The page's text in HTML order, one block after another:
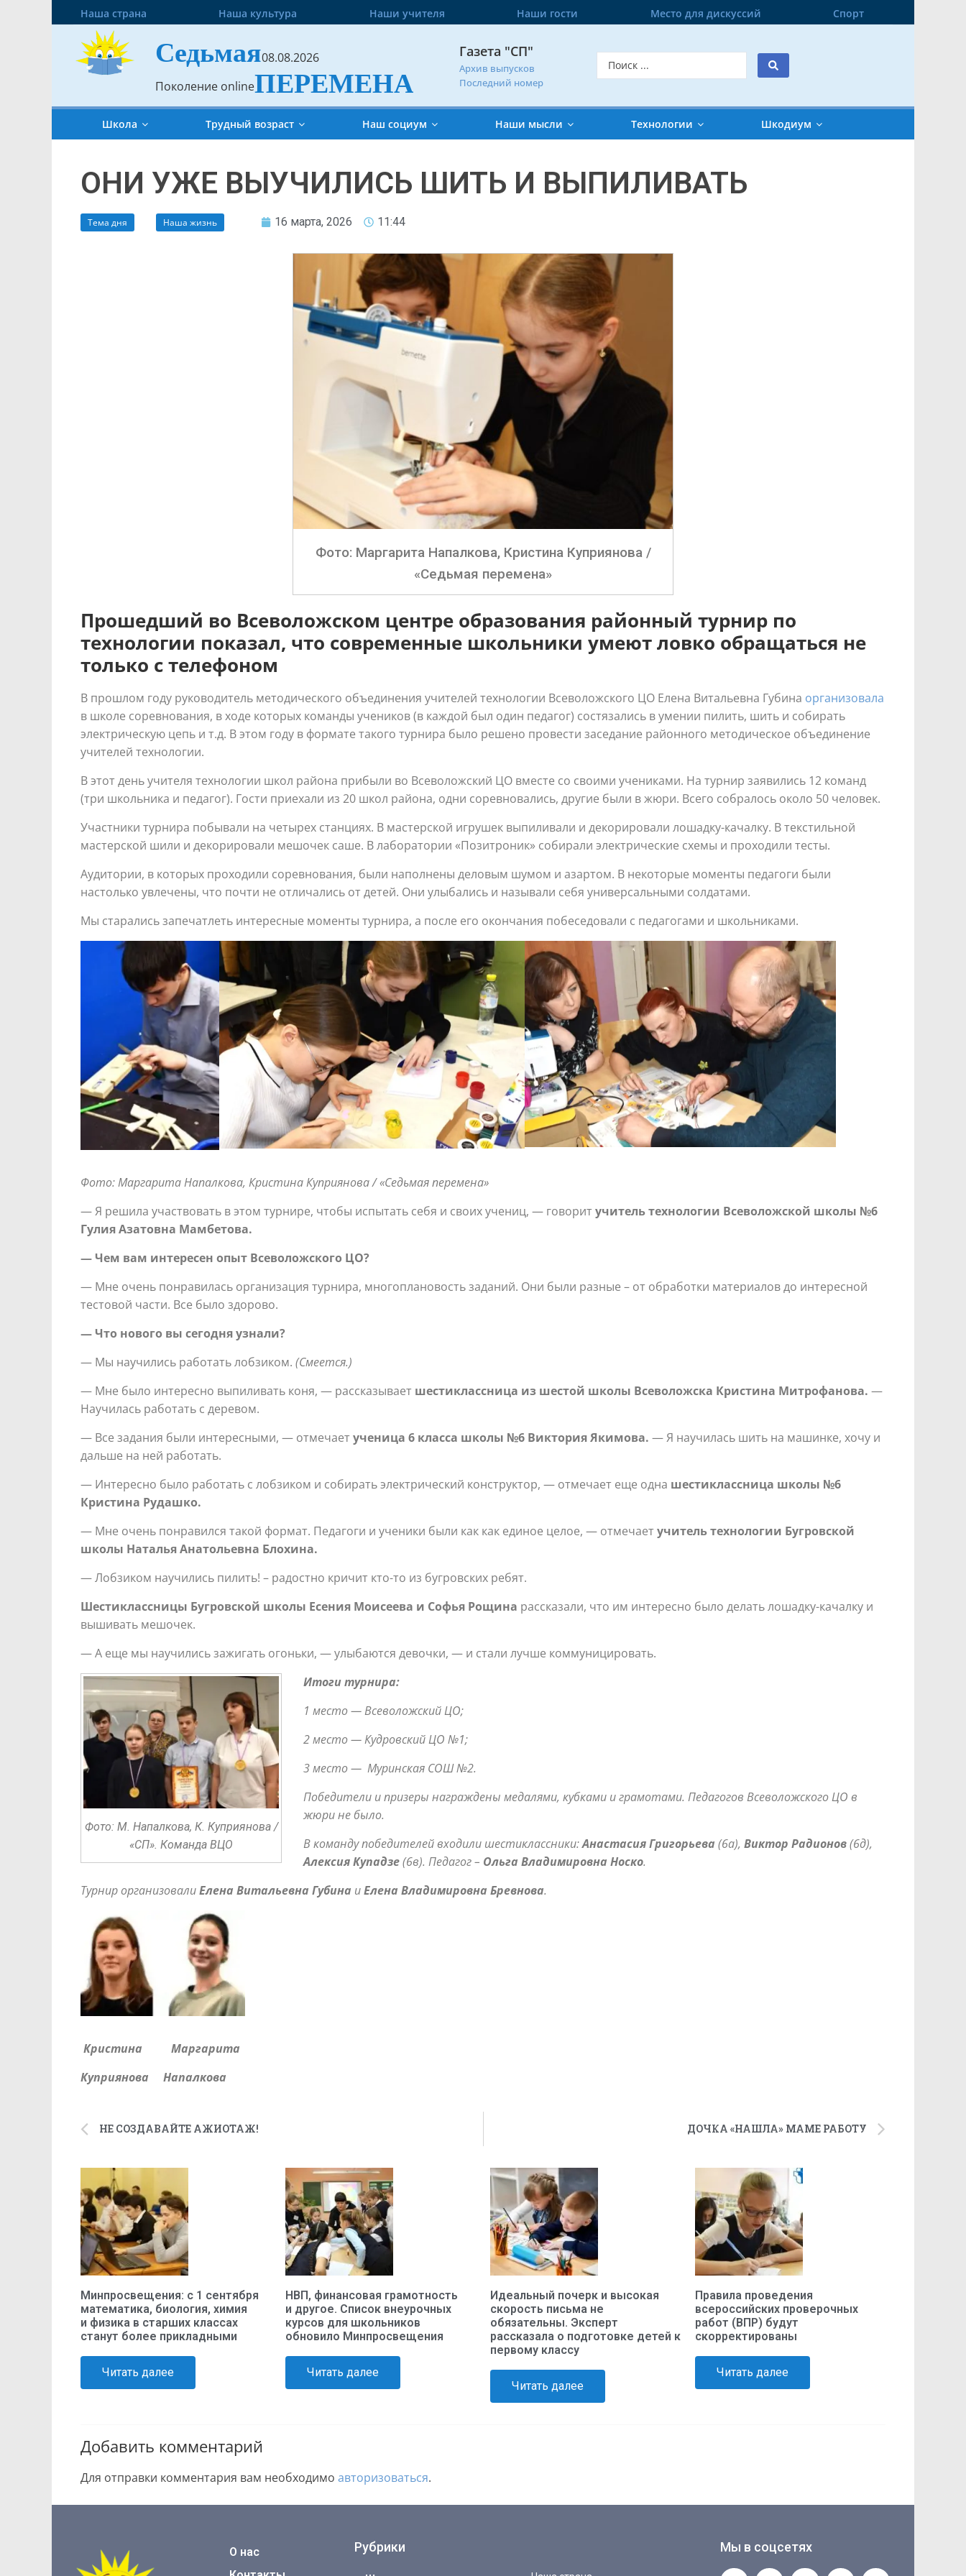
Наша страна Наша культура Наши учителя Наши гости Место для дискуссий Спорт
Седьмая08.08.2026
Поколение onlineПЕРЕМЕНА
Газета "СП"
Архив выпусков
Последний номер
Школа Трудный возраст Наш социум Наши мысли Технологии Шкодиум
ОНИ УЖЕ ВЫУЧИЛИСЬ ШИТЬ И ВЫПИЛИВАТЬ
Тема дня Наша жизнь 16 марта, 2026 11:44
Фото: Маргарита Напалкова, Кристина Куприянова /
«Седьмая перемена»
Прошедший во Всеволожском центре образования районный турнир по
технологии показал, что современные школьники умеют ловко обращаться не
только с телефоном
В прошлом году руководитель методического объединения учителей технологии Всеволожского ЦО Елена Витальевна Губина организовала
в школе соревнования, в ходе которых команды учеников (в каждой был один педагог) состязались в умении пилить, шить и собирать
электрическую цепь и т.д. В этом году в формате такого турнира было решено провести заседание районного методическое объединение
учителей технологии.
В этот день учителя технологии школ района прибыли во Всеволожский ЦО вместе со своими учениками. На турнир заявились 12 команд
(три школьника и педагог). Гости приехали из 20 школ района, одни соревновались, другие были в жюри. Всего собралось около 50 человек.
Участники турнира побывали на четырех станциях. В мастерской игрушек выпиливали и декорировали лошадку-качалку. В текстильной
мастерской шили и декорировали мешочек саше. В лаборатории «Позитроник» собирали электрические схемы и проходили тесты.
Аудитории, в которых проходили соревнования, были наполнены деловым шумом и азартом. В некоторые моменты педагоги были
настолько увлечены, что почти не отличались от детей. Они улыбались и называли себя универсальными солдатами.
Мы старались запечатлеть интересные моменты турнира, а после его окончания побеседовали с педагогами и школьниками.
Фото: Маргарита Напалкова, Кристина Куприянова / «Седьмая перемена»
— Я решила участвовать в этом турнире, чтобы испытать себя и своих учениц, — говоритучитель технологии Всеволожской школы №6
Гулия Азатовна Мамбетова.
— Чем вам интересен опыт Всеволожского ЦО?
— Мне очень понравилась организация турнира, многоплановость заданий. Они были разные – от обработки материалов до интересной
тестовой части. Все было здорово.
— Что нового вы сегодня узнали?
— Мы научились работать лобзиком. (Смеется.)
— Мне было интересно выпиливать коня, — рассказывает шестиклассница из шестой школы Всеволожска Кристина Митрофанова. —
Научилась работать с деревом.
— Все задания были интересными, — отмечаетученица 6 класса школы №6 Виктория Якимова. — Я научилась шить на машинке, хочу и
дальше на ней работать.
— Интересно было работать с лобзиком и собирать электрический конструктор, — отмечает еще одна шестиклассница школы №6
Кристина Рудашко.
— Мне очень понравился такой формат. Педагоги и ученики были как как единое целое, — отмечаетучитель технологии Бугровской
школы Наталья Анатольевна Блохина.
— Лобзиком научились пилить! – радостно кричит кто-то из бугровских ребят.
Шестиклассницы Бугровской школы Есения Моисеева и Софья Рощина рассказали, что им интересно было делать лошадку-качалку и
вышивать мешочек.
— А еще мы научились зажигать огоньки, — улыбаются девочки, — и стали лучше коммуницировать.
Фото: М. Напалкова, К. Куприянова /
«СП». Команда ВЦО
Итоги турнира:
1 место — Всеволожский ЦО;
2 место — Кудровский ЦО №1;
3 место — Муринская СОШ №2.
Победители и призеры награждены медалями, кубками и грамотами. Педагогов Всеволожского ЦО в
жюри не было.
В команду победителей входили шестиклассники:Анастасия Григорьева (6а), Виктор Радионов(6д),
Алексия Купадзе(6в). Педагог – Ольга Владимировна Носко.
Турнир организовалиЕлена Витальевна Губина иЕлена Владимировна Бревнова.
Кристина Маргарита
Куприянова Напалкова
НЕ СОЗДАВАЙТЕ АЖИОТАЖ! ДОЧКА «НАШЛА» МАМЕ РАБОТУ
Минпросвещения: с 1 сентября
математика, биология, химия
и физика в старших классах
станут более прикладными
Читать далее
НВП, финансовая грамотность
и другое. Список внеурочных
курсов для школьников
обновило Минпросвещения
Читать далее
Идеальный почерк и высокая
скорость письма не
обязательны. Эксперт
рассказала о подготовке детей к
первому классу
Читать далее
Правила проведения
всероссийских проверочных
работ (ВПР) будут
скорректированы
Читать далее
Добавить комментарий
Для отправки комментария вам необходимо авторизоваться.
О нас
Рубрики Мы в соцсетях